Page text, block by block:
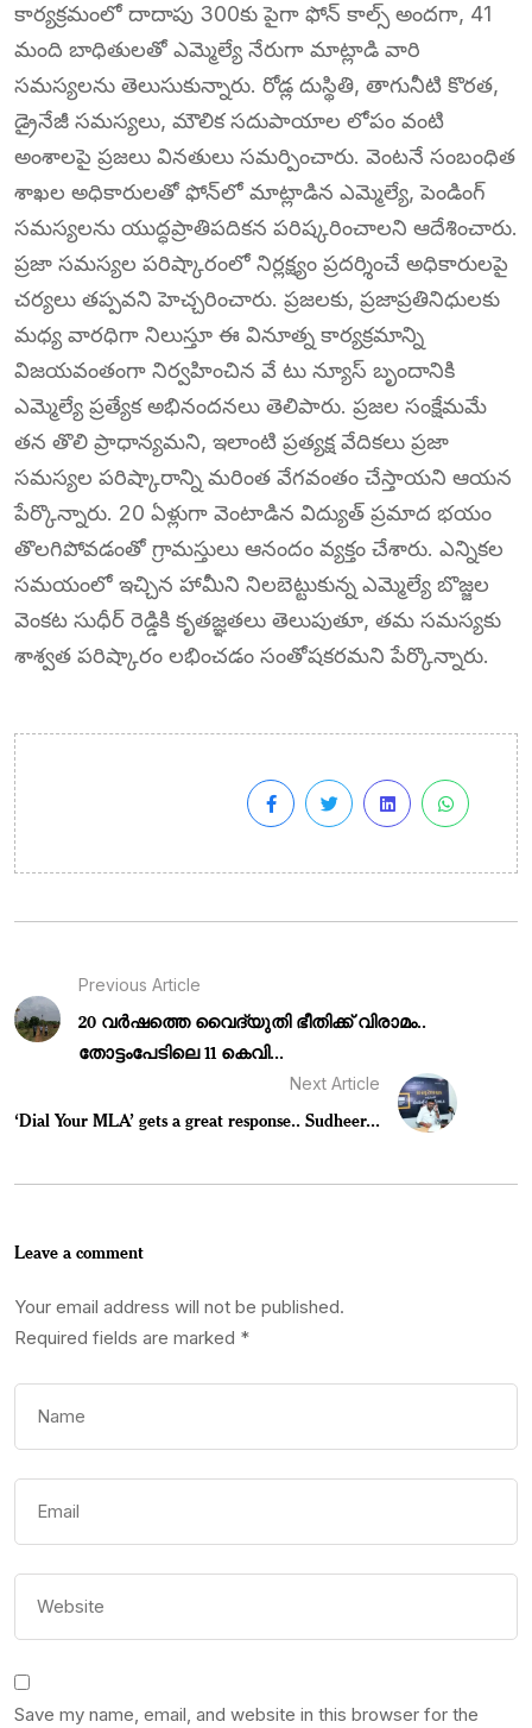
కార్యక్రమంలో దాదాపు 300కు పైగా ఫోన్ కాల్స్ అందగా, 41
మంది బాధితులతో ఎమ్మెల్యే నేరుగా మాట్లాడి వారి
సమస్యలను తెలుసుకున్నారు. రోడ్ల దుస్థితి, తాగునీటి కొరత,
డ్రైనేజీ సమస్యలు, మౌలిక సదుపాయాల లోపం వంటి
అంశాలపై ప్రజలు వినతులు సమర్పించారు. వెంటనే సంబంధిత
శాఖల అధికారులతో ఫోన్‌లో మాట్లాడిన ఎమ్మెల్యే, పెండింగ్
సమస్యలను యుద్ధప్రాతిపదికన పరిష్కరించాలని ఆదేశించారు.
ప్రజా సమస్యల పరిష్కారంలో నిర్లక్ష్యం ప్రదర్శించే అధికారులపై
చర్యలు తప్పవని హెచ్చరించారు. ప్రజలకు, ప్రజాప్రతినిధులకు
మధ్య వారధిగా నిలుస్తూ ఈ వినూత్న కార్యక్రమాన్ని
విజయవంతంగా నిర్వహించిన వే టు న్యూస్ బృందానికి
ఎమ్మెల్యే ప్రత్యేక అభినందనలు తెలిపారు. ప్రజల సంక్షేమమే
తన తొలి ప్రాధాన్యమని, ఇలాంటి ప్రత్యక్ష వేదికలు ప్రజా
సమస్యల పరిష్కారాన్ని మరింత వేగవంతం చేస్తాయని ఆయన
పేర్కొన్నారు. 20 ఏళ్లుగా వెంటాడిన విద్యుత్ ప్రమాద భయం
తొలగిపోవడంతో గ్రామస్తులు ఆనందం వ్యక్తం చేశారు. ఎన్నికల
సమయంలో ఇచ్చిన హామీని నిలబెట్టుకున్న ఎమ్మెల్యే బొజ్జల
వెంకట సుధీర్ రెడ్డికి కృతజ్ఞతలు తెలుపుతూ, తమ సమస్యకు
శాశ్వత పరిష్కారం లభించడం సంతోషకరమని పేర్కొన్నారు.
Previous Article
20 വർഷത്തെ വൈദ്യുതി ഭീതിക്ക് വിരാമം..
തോട്ടംപേടിലെ 11 കെവി...
Next Article
‘Dial Your MLA’ gets a great response.. Sudheer...
Leave a comment
Your email address will not be published.
Required fields are marked *
Save my name, email, and website in this browser for the